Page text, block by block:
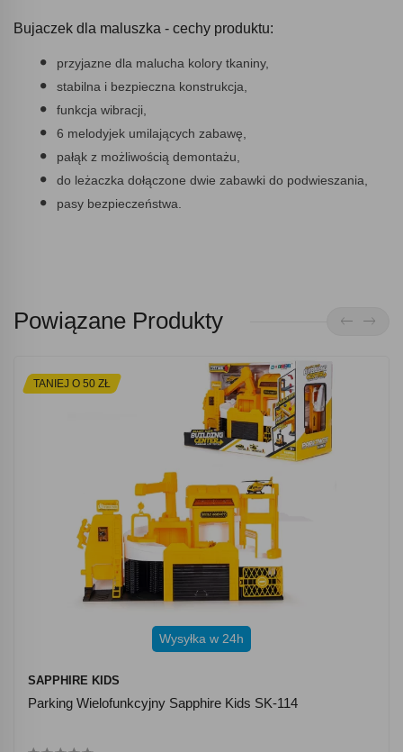
Bujaczek dla maluszka - cechy produktu:
przyjazne dla malucha kolory tkaniny,
stabilna i bezpieczna konstrukcja,
funkcja wibracji,
6 melodyjek umilających zabawę,
pałąk z możliwością demontażu,
do leżaczka dołączone dwie zabawki do podwieszania,
pasy bezpieczeństwa.
Powiązane Produkty
TANIEJ O 50 ZŁ
Wysyłka w 24h
SAPPHIRE KIDS
Parking Wielofunkcyjny Sapphire Kids SK-114